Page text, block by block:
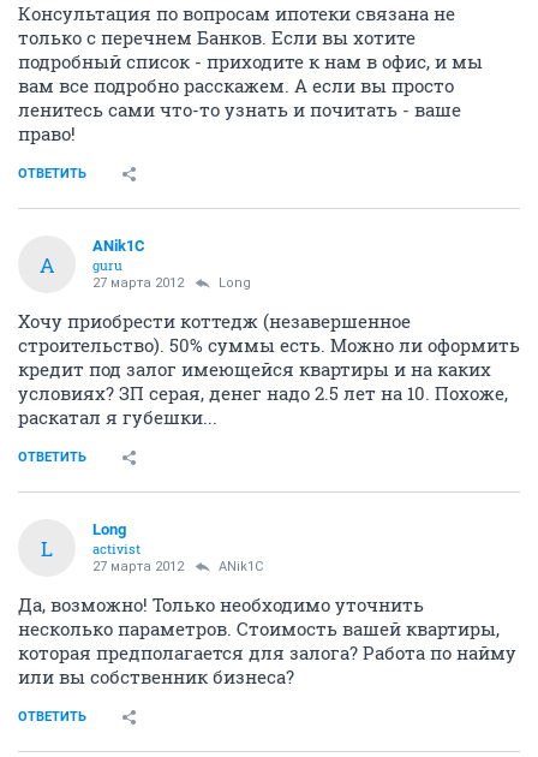
Консультация по вопросам ипотеки связана не
только с перечнем Банков. Если вы хотите
подробный список - приходите к нам в офис, и мы
вам все подробно расскажем. А если вы просто
ленитесь сами что-то узнать и почитать - ваше
право!
ОТВЕТИТЬ
A
ANik1C
guru
27 марта 2012 Long
Хочу приобрести коттедж (незавершенное
строительство). 50% суммы есть. Можно ли оформить
кредит под залог имеющейся квартиры и на каких
условиях? ЗП серая, денег надо 2.5 лет на 10. Похоже,
раскатал я губешки...
ОТВЕТИТЬ
L
Long
activist
27 марта 2012 ANik1C
Да, возможно! Только необходимо уточнить
несколько параметров. Стоимость вашей квартиры,
которая предполагается для залога? Работа по найму
или вы собственник бизнеса?
ОТВЕТИТЬ